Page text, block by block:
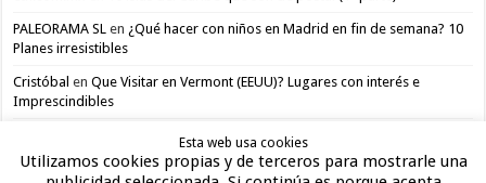
PALEORAMA SL en ¿Qué hacer con niños en Madrid en fin de semana? 10
Planes irresistibles
Cristóbal enQue Visitar en Vermont (EEUU)? Lugares con interés e
Imprescindibles
Esta web usa cookies
Utilizamos cookies propias y de terceros para mostrarle una